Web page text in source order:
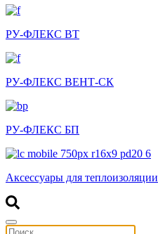
РУ-ФЛЕКС ВТ
РУ-ФЛЕКС ВЕНТ-СК
РУ-ФЛЕКС БП
Аксессуары для теплоизоляции